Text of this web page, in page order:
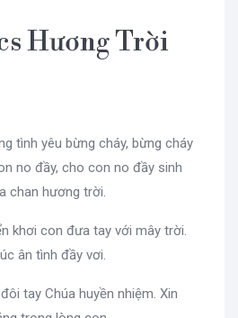
Hương Trời
tình yêu bừng cháy, bừng cháy
no đầy, cho con no đầy sinh
chan hương trời.
khơi con đưa tay với mây trời.
ân tình đầy vơi.
tay Chúa huyền nhiệm. Xin